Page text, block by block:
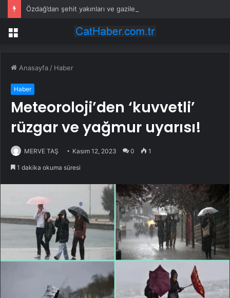
Menü
Anasayfa / Haber
Haber
Meteoroloji’den ‘kuvvetli’
rüzgar ve yağmur uyarısı!
MERVE TAŞ Kasım 12, 2023 0 1
1 dakika okuma süresi